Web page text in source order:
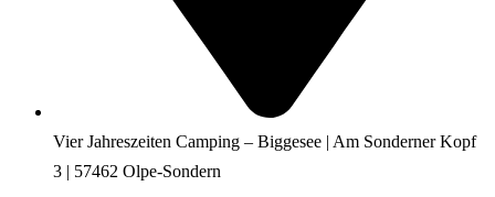
Vier Jahreszeiten Camping – Biggesee | Am Sonderner Kopf
3 | 57462 Olpe-Sondern